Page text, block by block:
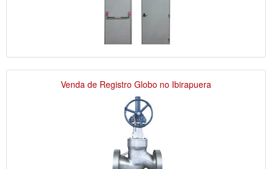
Venda de Registro Globo no Ibirapuera